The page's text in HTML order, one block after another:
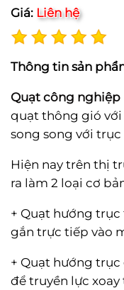
Giá: Liên hệ
Thông tin sản
Quạt công
quạt thông gió
song song với trục
Hiện nay trên thị
ra làm 2 loại cơ
+ Quạt hướng
gắn trực tiếp vào
+ Quạt hướng
để truyền lực